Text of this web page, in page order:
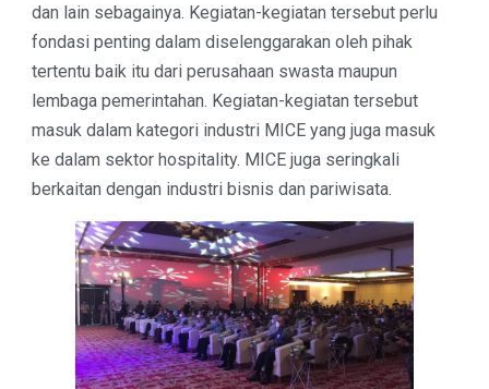
dan lain sebagainya. Kegiatan-kegiatan tersebut perlu
fondasi penting dalam diselenggarakan oleh pihak
tertentu baik itu dari perusahaan swasta maupun
lembaga pemerintahan. Kegiatan-kegiatan tersebut
masuk dalam kategori industri MICEyang juga masuk
ke dalam sektor hospitality. MICE juga seringkali
berkaitan dengan industri bisnis dan pariwisata.